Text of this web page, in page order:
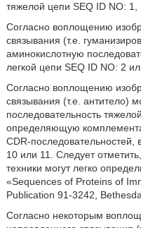
тяжелой цепи SEQ ID NO: 1,
Согласно воплощению
связывания (т.е.
аминокислотную
легкой цепи SEQ ID NO: 2
Согласно воплощению
связывания (т.е. антитело)
последовательность
определяющую
CDR-последовательностей,
10 или 11. Следует
техники могут легко
«Sequences of Proteins of
Publication 91-3242,
Согласно некоторым